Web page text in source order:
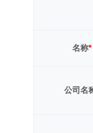
名称*
公司名